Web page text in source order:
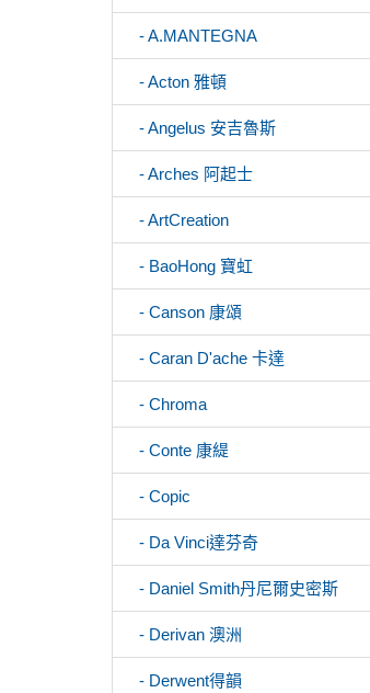
- A.MANTEGNA
- Acton 雅頓
- Angelus 安吉魯斯
- Arches 阿起士
- ArtCreation
- BaoHong 寶虹
- Canson 康頌
- Caran D'ache 卡達
- Chroma
- Conte 康緹
- Copic
- Da Vinci達芬奇
- Daniel Smith丹尼爾史密斯
- Derivan 澳洲
- Derwent得韻